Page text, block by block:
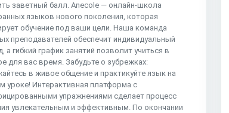
заветный балл. Anecole — онлайн-школа
языков нового поколения, которая
обучение под ваши цели. Наша команда
преподавателей обеспечит индивидуальный
а гибкий график занятий позволит учиться в
для вас время. Забудьте о зубрежках:
в живое общение и практикуйте язык на
уроке! Интерактивная платформа с
упражнениями сделает процесс
увлекательным и эффективным. По окончании